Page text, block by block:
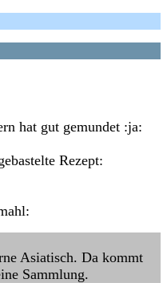
hat gut gemundet :ja:
Rezept:
Asiatisch. Da kommt
Sammlung.